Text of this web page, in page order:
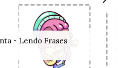
- Lendo Frases